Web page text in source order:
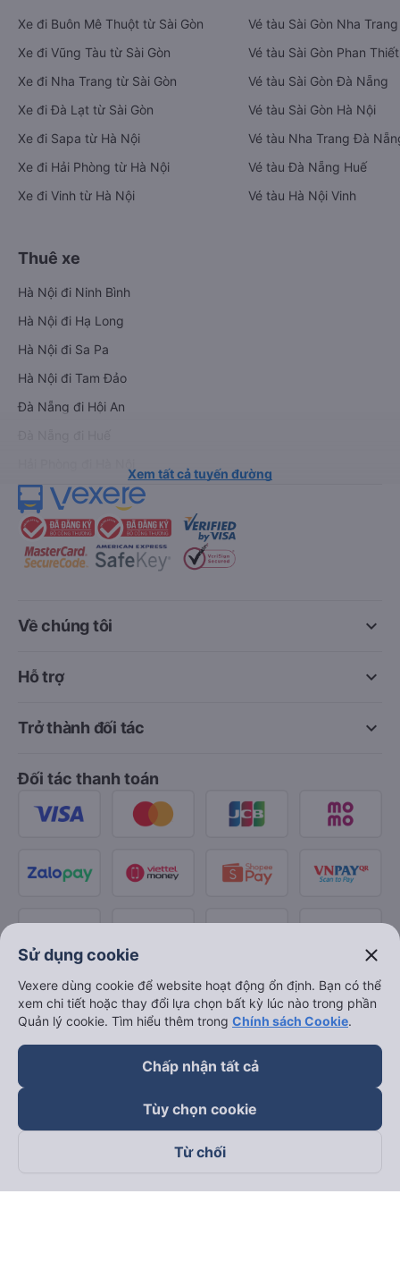
Xe đi Buôn Mê Thuột từ Sài Gòn
Xe đi Vũng Tàu từ Sài Gòn
Xe đi Nha Trang từ Sài Gòn
Xe đi Đà Lạt từ Sài Gòn
Xe đi Sapa từ Hà Nội
Xe đi Hải Phòng từ Hà Nội
Xe đi Vinh từ Hà Nội
Vé tàu Sài Gòn Nha Trang
Vé tàu Sài Gòn Phan Thiết
Vé tàu Sài Gòn Đà Nẵng
Vé tàu Sài Gòn Hà Nội
Vé tàu Nha Trang Đà
Vé tàu Đà Nẵng Huế
Vé tàu Hà Nội Vinh
Thuê xe
Hà Nội đi Ninh Bình
Hà Nội đi Hạ Long
Hà Nội đi Sa Pa
Hà Nội đi Tam Đảo
Đà Nẵng đi Hội An
Xem tất cả tuyến đường
keyboard_arrow_down
Về chúng tôi
keyboard_arrow_down
Hỗ trợ
keyboard_arrow_down
Trở thành đối tác
Đối tác thanh toán
Theo dõi chúng tôi trên
Sử dụng cookie close
Vexere dùng cookie để website hoạt động ổn định. Bạn có thể
xem chi tiết hoặc thay đổi lựa chọn bất kỳ lúc nào trong phần
Quản lý cookie. Tìm hiểu thêm trong Chính sách Cookie.
Chấp nhận tất cả
Tùy chọn cookie
Từ chối